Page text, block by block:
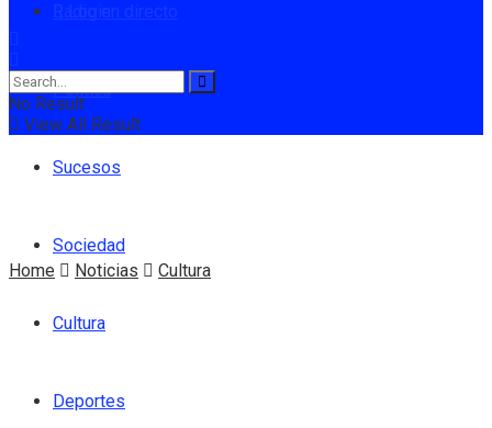
Política
Sucesos
Sociedad
Cultura
Deportes
No Result
View All Result
Home Noticias Cultura